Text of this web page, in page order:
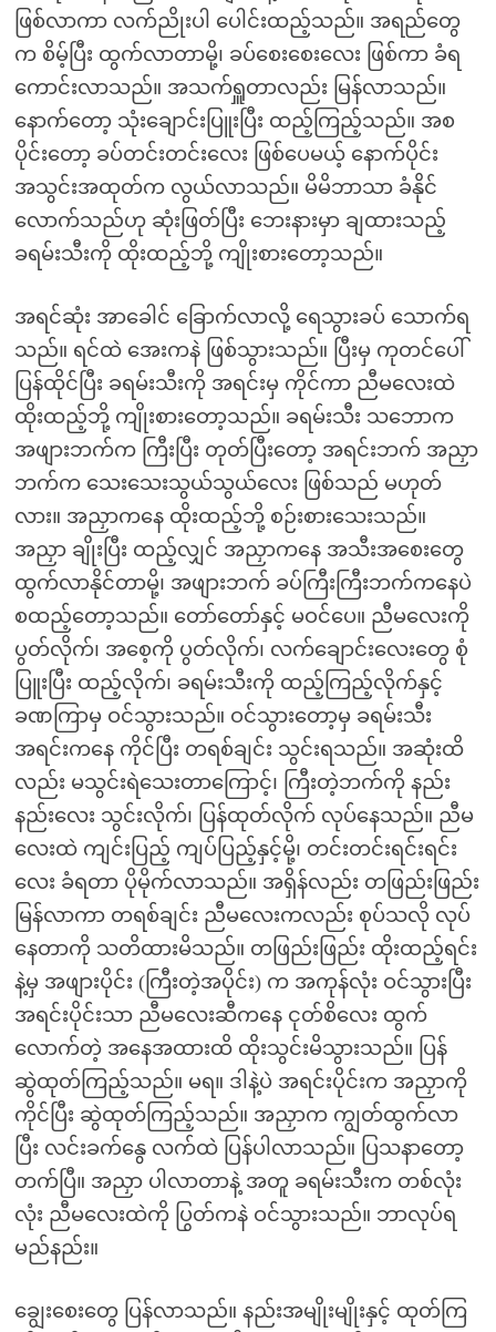
ဖြစ်လာကာ လက်ညိုးပါ ပေါင်းထည့်သည်။ အရည်တွေ
က စိမ့်ပြီး ထွက်လာတာမို့၊ ခပ်စေးစေးလေး ဖြစ်ကာ ခံရ
ကောင်းလာသည်။ အသက်ရှူတာလည်း မြန်လာသည်။
နောက်တော့ သုံးချောင်းပြူးပြီး ထည့်ကြည့်သည်။ အစ
ပိုင်းတော့ ခပ်တင်းတင်းလေး ဖြစ်ပေမယ့် နောက်ပိုင်း
အသွင်းအထုတ်က လွယ်လာသည်။ မိမိဘာသာ ခံနိုင်
လောက်သည်ဟု ဆုံးဖြတ်ပြီး ဘေးနားမှာ ချထားသည့်
ခရမ်းသီးကို ထိုးထည့်ဘို့ ကျိုးစားတော့သည်။
အရင်ဆုံး အာခေါင် ခြောက်လာလို့ ရေသွားခပ် သောက်ရ
သည်။ ရင်ထဲ အေးကနဲ ဖြစ်သွားသည်။ ပြီးမှ ကုတင်ပေါ်
ပြန်ထိုင်ပြီး ခရမ်းသီးကို အရင်းမှ ကိုင်ကာ ညီမလေးထဲ
ထိုးထည့်ဘို့ ကျိုးစားတော့သည်။ ခရမ်းသီး သဘောက
အဖျားဘက်က ကြီးပြီး တုတ်ပြီးတော့ အရင်းဘက် အညှာ
ဘက်က သေးသေးသွယ်သွယ်လေး ဖြစ်သည် မဟုတ်
လား။ အညှာကနေ ထိုးထည့်ဘို့ စဉ်းစားသေးသည်။
အညှာ ချိုးပြီး ထည့်လျှင် အညှာကနေ အသီးအစေးတွေ
ထွက်လာနိုင်တာမို့၊ အဖျားဘက် ခပ်ကြီးကြီးဘက်ကနေပဲ
စထည့်တော့သည်။ တော်တော်နှင့် မဝင်ပေ။ ညီမလေးကို
ပွတ်လိုက်၊ အစေ့ကို ပွတ်လိုက်၊ လက်ချောင်းလေးတွေ စုံ
ပြူးပြီး ထည့်လိုက်၊ ခရမ်းသီးကို ထည့်ကြည့်လိုက်နှင့်
ခဏကြာမှ ဝင်သွားသည်။ ဝင်သွားတော့မှ ခရမ်းသီး
အရင်းကနေ ကိုင်ပြီး တရစ်ချင်း သွင်းရသည်။ အဆုံးထိ
လည်း မသွင်းရဲသေးတာကြောင့်၊ ကြီးတဲ့ဘက်ကို နည်း
နည်းလေး သွင်းလိုက်၊ ပြန်ထုတ်လိုက် လုပ်နေသည်။ ညီမ
လေးထဲ ကျင်းပြည့် ကျပ်ပြည့်နှင့်မို့၊ တင်းတင်းရင်းရင်း
လေး ခံရတာ ပိုမိုက်လာသည်။ အရှိန်လည်း တဖြည်းဖြည်း
မြန်လာကာ တရစ်ချင်း ညီမလေးကလည်း စုပ်သလို လုပ်
နေတာကို သတိထားမိသည်။ တဖြည်းဖြည်း ထိုးထည့်ရင်း
နဲ့မှ အဖျားပိုင်း (ကြီးတဲ့အပိုင်း) က အကုန်လုံး ဝင်သွားပြီး
အရင်းပိုင်းသာ ညီမလေးဆီကနေ ငုတ်စိလေး ထွက်
လောက်တဲ့ အနေအထားထိ ထိုးသွင်းမိသွားသည်။ ပြန်
ဆွဲထုတ်ကြည့်သည်။ မရ။ ဒါနဲ့ပဲ အရင်းပိုင်းက အညှာကို
ကိုင်ပြီး ဆွဲထုတ်ကြည့်သည်။ အညှာက ကျွတ်ထွက်လာ
ပြီး လင်းခက်နွေ လက်ထဲ ပြန်ပါလာသည်။ ပြသနာတော့
တက်ပြီ။ အညှာ ပါလာတာနဲ့ အတူ ခရမ်းသီးက တစ်လုံး
လုံး ညီမလေးထဲကို ပြွတ်ကနဲ ဝင်သွားသည်။ ဘာလုပ်ရ
မည်နည်း။
ချွေးစေးတွေ ပြန်လာသည်။ နည်းအမျိုးမျိုးနှင့် ထုတ်ကြ